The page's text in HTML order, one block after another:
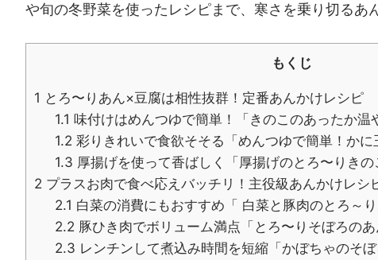
や旬の冬野菜を使ったレシピまで、寒さを乗り切るあ
もくじ
1 とろ〜りあん×豆腐は相性抜群！定番あんかけレシピ
1.1 味付けはめんつゆで簡単！「きのこのあったか温
1.2 彩りきれいで食欲そそる「めんつゆで簡単！かに
1.3 厚揚げを使って香ばしく「厚揚げのとろ〜りきの
2 プラスお肉で食べ応えバッチリ！主役級あんかけレシ
2.1 白菜の消費にもおすすめ「 白菜と豚肉のとろ～り
2.2 豚ひき肉でボリューム満点「とろ〜りそぼろのあ
2.3 レンチンして煮込み時間を短縮「かぼちゃのそぼ